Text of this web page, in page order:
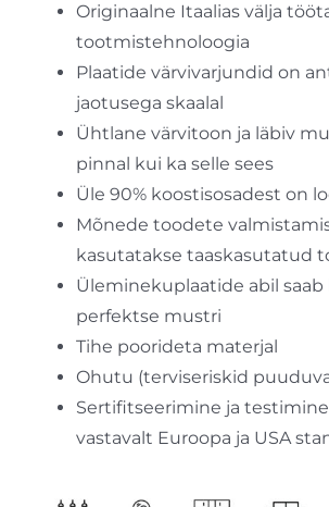
Originaalne Itaalias välja
tootmistehnoloogia
Plaatide värvivarjundid on
jaotusega skaalal
Ühtlane värvitoon ja läbiv
pinnal kui ka selle sees
Üle 90% koostisosadest on
Mõnede toodete
kasutatakse taaskasutatud
Üleminekuplaatide abil
perfektse mustri
Tihe poorideta materjal
Ohutu (terviseriskid
Sertifitseerimine ja
vastavalt Euroopa ja USA